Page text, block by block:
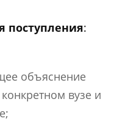
поступления:
объяснение
вузе и